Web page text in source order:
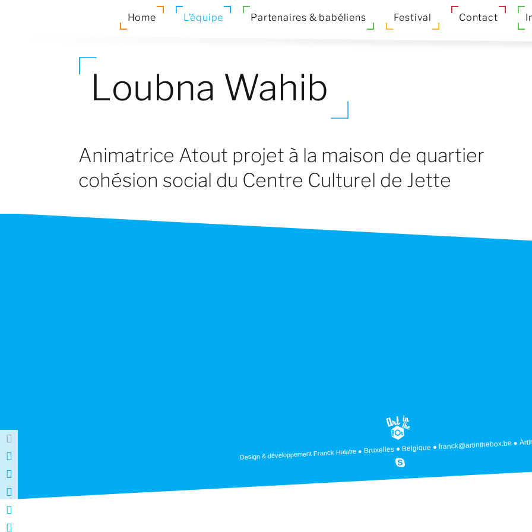
Home L’équipe Partenaires & babéliens Festival Contact
Loubna Wahib
Animatrice Atout projet à la maison de quartier
cohésion social du Centre Culturel de Jette
Design & développement Franck Halatre Bruxelles Belgique franck@artinthebox.be